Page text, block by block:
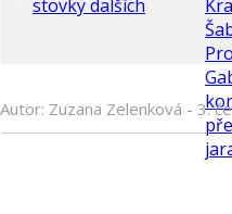
Autor: Zuzana Zelenková - 3.